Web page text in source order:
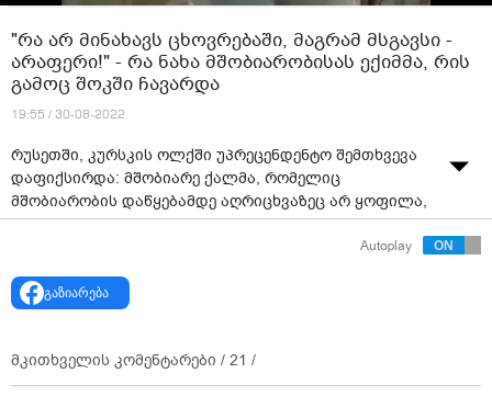
"რა არ მინახავს ცხოვრებაში, მაგრამ მსგავსი -
არაფერი!" - რა ნახა მშობიარობისას ექიმმა, რის
გამოც შოკში ჩავარდა
19:55 / 30-08-2022
რუსეთში, კურსკის ოლქში უპრეცენდენტო შემთხვევა
დაფიქსირდა: მშობიარე ქალმა, რომელიც
მშობიარობის დაწყებამდე აღრიცხვაზეც არ ყოფილა,
მოულოდნელად, 10 ბავშვი გააჩინა. მეან-
გინეკოლოგი, რომელმაც მშობიარობა მიიღო, გაოცება
ბავშვი მიიღო, რომელთაგან ყველაზე პატარა 2,5 კგ-ს
იწონის, ხოლო დანარჩენების წონა 3 კგ-ია.რაც
გოგონა შეეძინა თუ ბიჭი. როცა პასუხი მიიღო, ისე
გაიქცა, მას შემდეგ სამშობიაროში არ უნახავთ.
Autoplay
გაზიარება
მკითხველის კომენტარები / 21 /